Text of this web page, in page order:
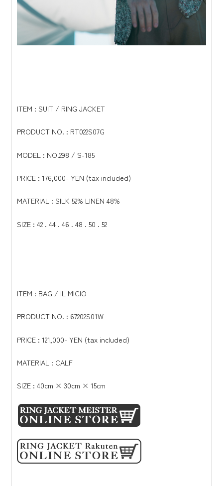
ITEM : SUIT / RING JACKET
PRODUCT NO. : RT022S07G
MODEL : NO.298 / S-185
PRICE : 176,000- YEN (tax included)
MATERIAL : SILK 52% LINEN 48%
SIZE : 42 . 44 . 46 . 48 . 50 . 52
ITEM : BAG / IL MICIO
PRODUCT NO. : 67202S01W
PRICE : 121,000- YEN (tax included)
MATERIAL : CALF
SIZE : 40cm × 30cm × 15cm